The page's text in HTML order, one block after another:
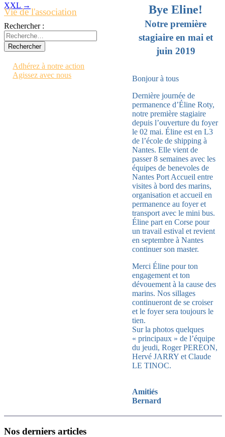
Bye Eline!
Notre première
stagiaire en mai et
juin 2019
Bonjour à tous
Dernière journée de
permanence d’Éline Roty,
notre première stagiaire
depuis l’ouverture du foyer
le 02 mai. Éline est en L3
de l’école de shipping à
Nantes. Elle vient de
passer 8 semaines avec les
équipes de benevoles de
Nantes Port Accueil entre
visites à bord des marins,
organisation et accueil en
permanence au foyer et
transport avec le mini bus.
Éline part en Corse pour
un travail estival et revient
en septembre à Nantes
continuer son master.
Merci Éline pour ton
engagement et ton
dévouement à la cause des
marins. Nos sillages
continueront de se croiser
et le foyer sera toujours le
tien.
Sur la photos quelques
« principaux » de l’équipe
du jeudi, Roger PEREON,
Hervé JARRY et Claude
LE TINOC.
Amitiés
Bernard
XXL →
Vie de l'association
Rechercher :
Adhérez à notre action
Agissez avec nous
Nos derniers articles